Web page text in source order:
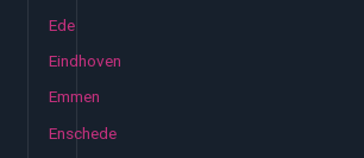
Ede
Eindhoven
Emmen
Enschede